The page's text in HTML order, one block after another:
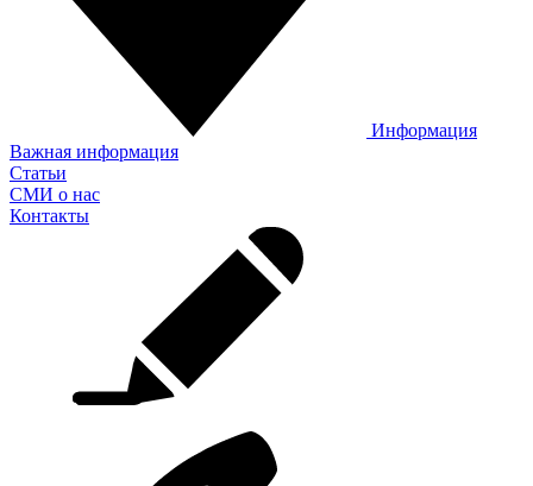
Информация
Важная информация
Статьи
СМИ о нас
Контакты